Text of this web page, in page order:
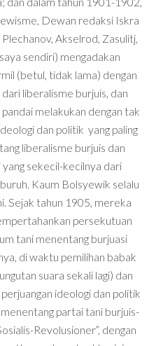
Dewan redaksi Iskra
Akselrod, Zasulitj,
sendiri) mengadakan
(betul, tidak lama) dengan
liberalisme burjuis, dan
melakukan dengan tak
dan politik yang paling
liberalisme burjuis dan
sekecil-kecilnya dari
Kaum Bolsyewik selalu
Sejak tahun 1905, mereka
persekutuan
tani menentang burjuasi
di waktu pemilihan babak
suara sekali lagi) dan
ideologi dan politik
partai tani burjuis-
Revolusioner”, dengan